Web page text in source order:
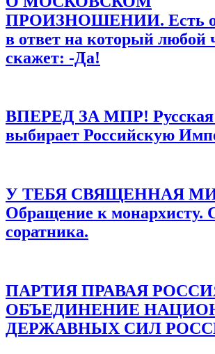
Сайт
Сохранить моё имя, email и адрес сайта
последующих моих комментариев.
ПРОИЗНОШЕНИИ. Есть
в ответ на который любой
скажет: -Да!
ВПЕРЕД ЗА МПР! Русская
выбирает Российскую
У ТЕБЯ СВЯЩЕННАЯ
Обращение к монархисту.
соратника.
ПАРТИЯ ПРАВАЯ
ОБЪЕДИНЕНИЕ
ДЕРЖАВНЫХ СИЛ